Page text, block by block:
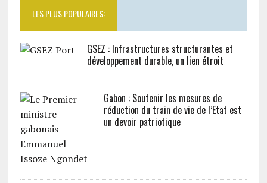
LES PLUS POPULAIRES:
GSEZ : Infrastructures structurantes et
développement durable, un lien étroit
Gabon : Soutenir les mesures de
réduction du train de vie de l’Etat est
un devoir patriotique